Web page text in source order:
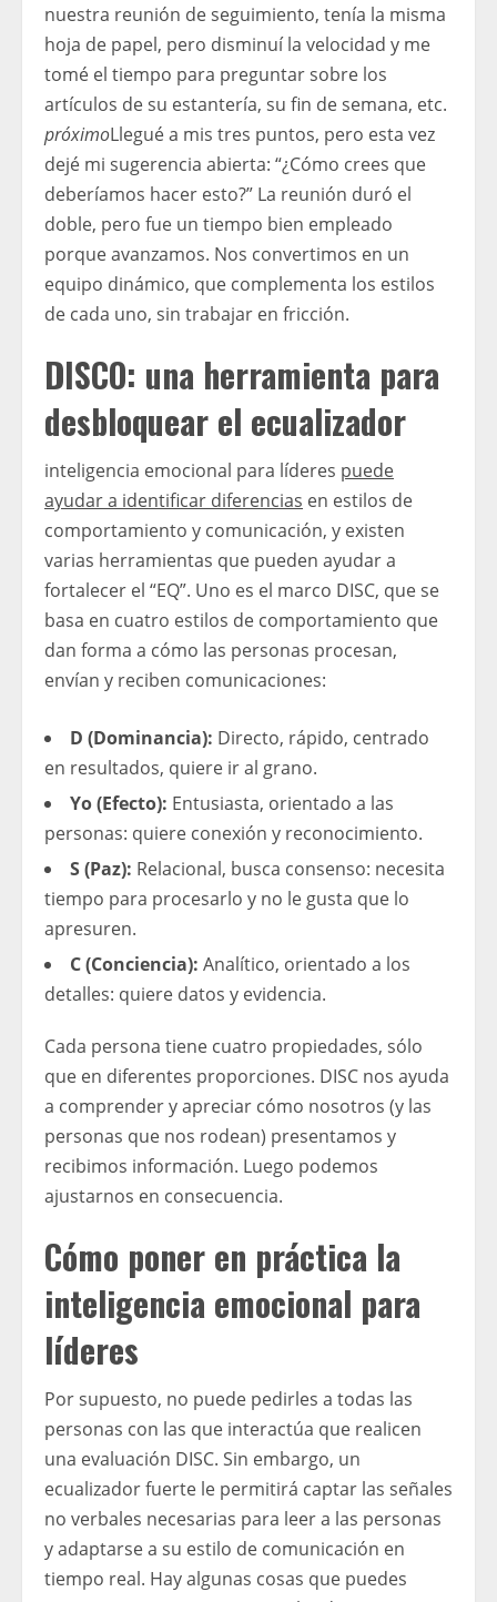
nuestra reunión de seguimiento, tenía la misma
hoja de papel, pero disminuí la velocidad y me
tomé el tiempo para preguntar sobre los
artículos de su estantería, su fin de semana, etc.
próximoLlegué a mis tres puntos, pero esta vez
dejé mi sugerencia abierta: “¿Cómo crees que
deberíamos hacer esto?” La reunión duró el
doble, pero fue un tiempo bien empleado
porque avanzamos. Nos convertimos en un
equipo dinámico, que complementa los estilos
de cada uno, sin trabajar en fricción.
DISCO: una herramienta para
desbloquear el ecualizador
inteligencia emocional para líderes puede
ayudar a identificar diferencias en estilos de
comportamiento y comunicación, y existen
varias herramientas que pueden ayudar a
fortalecer el “EQ”. Uno es el marco DISC, que se
basa en cuatro estilos de comportamiento que
dan forma a cómo las personas procesan,
envían y reciben comunicaciones:
D (Dominancia): Directo, rápido, centrado
en resultados, quiere ir al grano.
Yo (Efecto): Entusiasta, orientado a las
personas: quiere conexión y reconocimiento.
S (Paz): Relacional, busca consenso: necesita
tiempo para procesarlo y no le gusta que lo
apresuren.
C (Conciencia): Analítico, orientado a los
detalles: quiere datos y evidencia.
Cada persona tiene cuatro propiedades, sólo
que en diferentes proporciones. DISC nos ayuda
a comprender y apreciar cómo nosotros (y las
personas que nos rodean) presentamos y
recibimos información. Luego podemos
ajustarnos en consecuencia.
Cómo poner en práctica la
inteligencia emocional para
líderes
Por supuesto, no puede pedirles a todas las
personas con las que interactúa que realicen
una evaluación DISC. Sin embargo, un
ecualizador fuerte le permitirá captar las señales
no verbales necesarias para leer a las personas
y adaptarse a su estilo de comunicación en
tiempo real. Hay algunas cosas que puedes